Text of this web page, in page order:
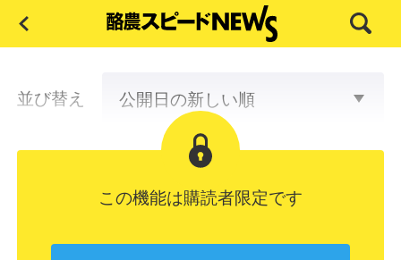
並び替え
この機能は購読者限定です